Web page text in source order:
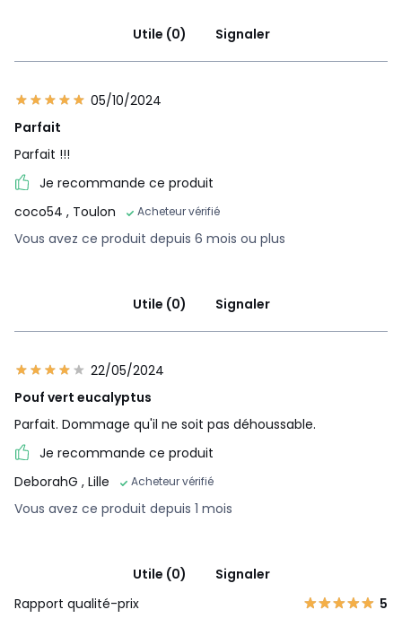
Utile (0) Signaler
05/10/2024
Parfait
Parfait !!!
Je recommande ce produit
coco54 , Toulon Acheteur vérifié
Vous avez ce produit depuis 6 mois ou plus
Utile (0) Signaler
22/05/2024
Pouf vert eucalyptus
Parfait. Dommage qu'il ne soit pas déhoussable.
Je recommande ce produit
DeborahG , Lille Acheteur vérifié
Vous avez ce produit depuis 1 mois
Utile (0)
Signaler
Rapport qualité-prix
5